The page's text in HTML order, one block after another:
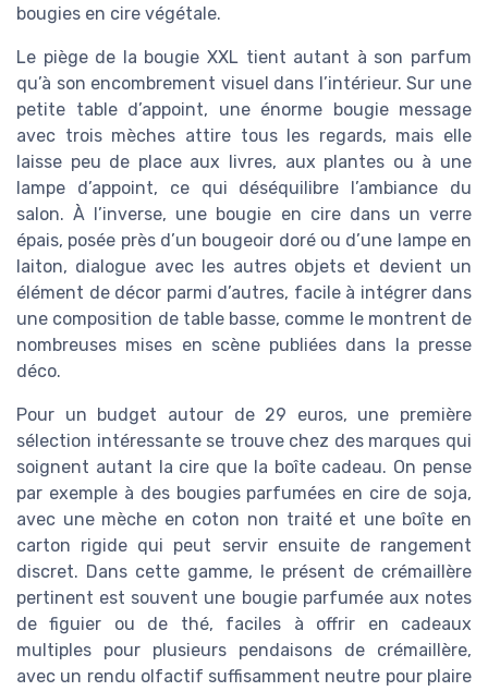
bougies en cire végétale.
Le piège de la bougie XXL tient autant à son parfum
qu’à son encombrement visuel dans l’intérieur. Sur une
petite table d’appoint, une énorme bougie message
avec trois mèches attire tous les regards, mais elle
laisse peu de place aux livres, aux plantes ou à une
lampe d’appoint, ce qui déséquilibre l’ambiance du
salon. À l’inverse, une bougie en cire dans un verre
épais, posée près d’un bougeoir doré ou d’une lampe en
laiton, dialogue avec les autres objets et devient un
élément de décor parmi d’autres, facile à intégrer dans
une composition de table basse, comme le montrent de
nombreuses mises en scène publiées dans la presse
déco.
Pour un budget autour de 29 euros, une première
sélection intéressante se trouve chez des marques qui
soignent autant la cire que la boîte cadeau. On pense
par exemple à des bougies parfumées en cire de soja,
avec une mèche en coton non traité et une boîte en
carton rigide qui peut servir ensuite de rangement
discret. Dans cette gamme, le présent de crémaillère
pertinent est souvent une bougie parfumée aux notes
de figuier ou de thé, faciles à offrir en cadeaux
multiples pour plusieurs pendaisons de crémaillère,
avec un rendu olfactif suffisamment neutre pour plaire